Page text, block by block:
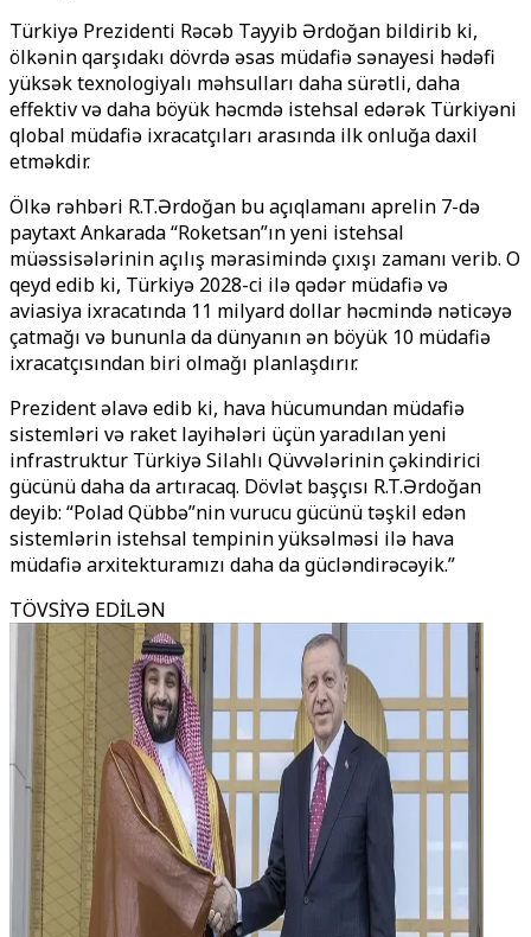
Türkiyə Prezidenti Rəcəb Tayyib Ərdoğan bildirib ki,
ölkənin qarşıdakı dövrdə əsas müdafiə sənayesi hədəfi
yüksək texnologiyalı məhsulları daha sürətli, daha
effektiv və daha böyük həcmdə istehsal edərək Türkiyəni
qlobal müdafiə ixracatçıları arasında ilk onluğa daxil
etməkdir.
Ölkə rəhbəri R.T.Ərdoğan bu açıqlamanı aprelin 7-də
paytaxt Ankarada “Roketsan”ın yeni istehsal
müəssisələrinin açılış mərasimində çıxışı zamanı verib. O
qeyd edib ki, Türkiyə 2028-ci ilə qədər müdafiə və
aviasiya ixracatında 11 milyard dollar həcmində nəticəyə
çatmağı və bununla da dünyanın ən böyük 10 müdafiə
ixracatçısından biri olmağı planlaşdırır.
Prezident əlavə edib ki, hava hücumundan müdafiə
sistemləri və raket layihələri üçün yaradılan yeni
infrastruktur Türkiyə Silahlı Qüvvələrinin çəkindirici
gücünü daha da artıracaq. Dövlət başçısı R.T.Ərdoğan
deyib: “Polad Qübbə”nin vurucu gücünü təşkil edən
sistemlərin istehsal tempinin yüksəlməsi ilə hava
müdafiə arxitekturamızı daha da gücləndirəcəyik.”
TÖVSİYƏ EDİLƏN